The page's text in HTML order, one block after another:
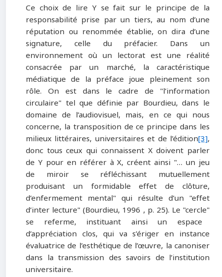
Ce choix de lire Y se fait sur le principe de la
responsabilité prise par un tiers, au nom d’une
réputation ou renommée établie, on dira d’une
signature, celle du préfacier. Dans un
environnement où un lectorat est une réalité
consacrée par un marché, la caractéristique
médiatique de la préface joue pleinement son
rôle. On est dans le cadre de "l’information
circulaire" tel que définie par Bourdieu, dans le
domaine de l’audiovisuel, mais, en ce qui nous
concerne, la transposition de ce principe dans les
milieux littéraires, universitaires et de l’édition[3],
donc tous ceux qui connaissent X doivent parler
de Y pour en référer à X, créent ainsi "… un jeu
de miroir se réfléchissant mutuellement
produisant un formidable effet de clôture,
d’enfermement mental" qui résulte d’un "effet
d’inter lecture"(Bourdieu, 1996 , p. 25). Le "cercle"
se referme, instituant ainsi un espace
d’appréciation clos, qui va s’ériger en instance
évaluatrice de l’esthétique de l’œuvre, la canoniser
dans la transmission des savoirs de l’institution
universitaire.